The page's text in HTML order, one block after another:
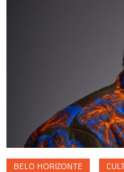
BELO HORIZONTE